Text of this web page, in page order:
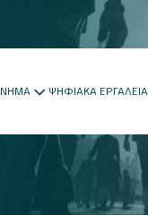
ΨΗΦΙΑΚΑ ΕΡΓΑΛΕΙΑ